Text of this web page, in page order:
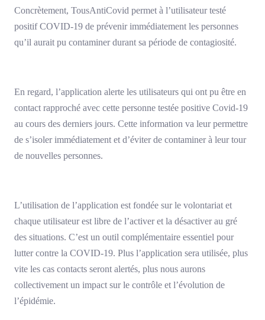
Concrètement, TousAntiCovid permet à l’utilisateur testé
positif COVID-19 de prévenir immédiatement les personnes
qu’il aurait pu contaminer durant sa période de contagiosité.
En regard, l’application alerte les utilisateurs qui ont pu être en
contact rapproché avec cette personne testée positive Covid-19
au cours des derniers jours. Cette information va leur permettre
de s’isoler immédiatement et d’éviter de contaminer à leur tour
de nouvelles personnes.
L’utilisation de l’application est fondée sur le volontariat et
chaque utilisateur est libre de l’activer et la désactiver au gré
des situations. C’est un outil complémentaire essentiel pour
lutter contre la COVID-19. Plus l’application sera utilisée, plus
vite les cas contacts seront alertés, plus nous aurons
collectivement un impact sur le contrôle et l’évolution de
l’épidémie.